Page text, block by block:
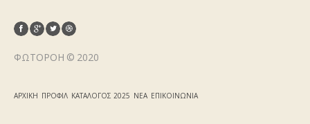
ΦΩΤΟΡΟΉ © 2020
ΑΡΧΙΚΉ ΠΡΟΦΊΛ ΚΑΤΆΛΟΓΟΣ 2025 ΝΈΑ ΕΠΙΚΟΙΝΩΝΊΑ